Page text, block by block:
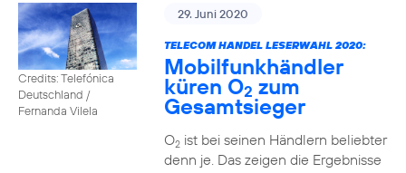
Credits: Telefónica
Deutschland /
Fernanda Vilela
29. Juni 2020
TELECOM HANDEL LESERWAHL 2020:
Mobilfunkhändler
küren O2 zum
Gesamtsieger
O2ist bei seinen Händlern beliebter
denn je. Das zeigen die Ergebnisse